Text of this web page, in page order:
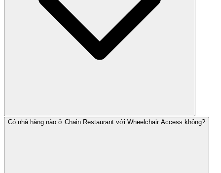
Có nhà hàng nào ở Chain Restaurant với Wheelchair Access không?